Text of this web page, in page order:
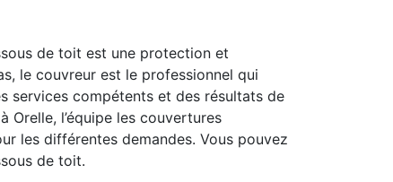
de toit est une protection et
le couvreur est le professionnel qui
services compétents et des résultats de
Orelle, l’équipe les couvertures
les différentes demandes. Vous pouvez
de toit.